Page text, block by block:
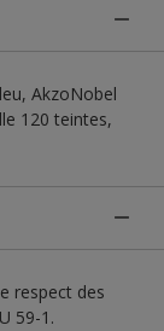
AkzoNobel
120 teintes,
respect des
59-1.